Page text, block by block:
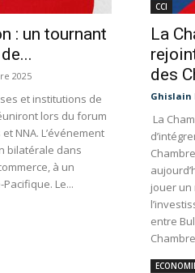
: un tournant
2025
et institutions de
lors du forum
NNA. L’événement
bilatérale dans
à un
Le...
CCI
La
des
Ghislain
La
jouer un
entre